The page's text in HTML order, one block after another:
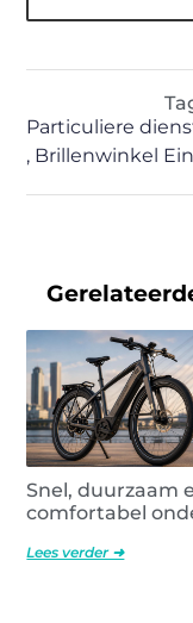
Particuliere
, Brillenwinkel
Snel, duurzaam
comfortabel
Lees verder ➜